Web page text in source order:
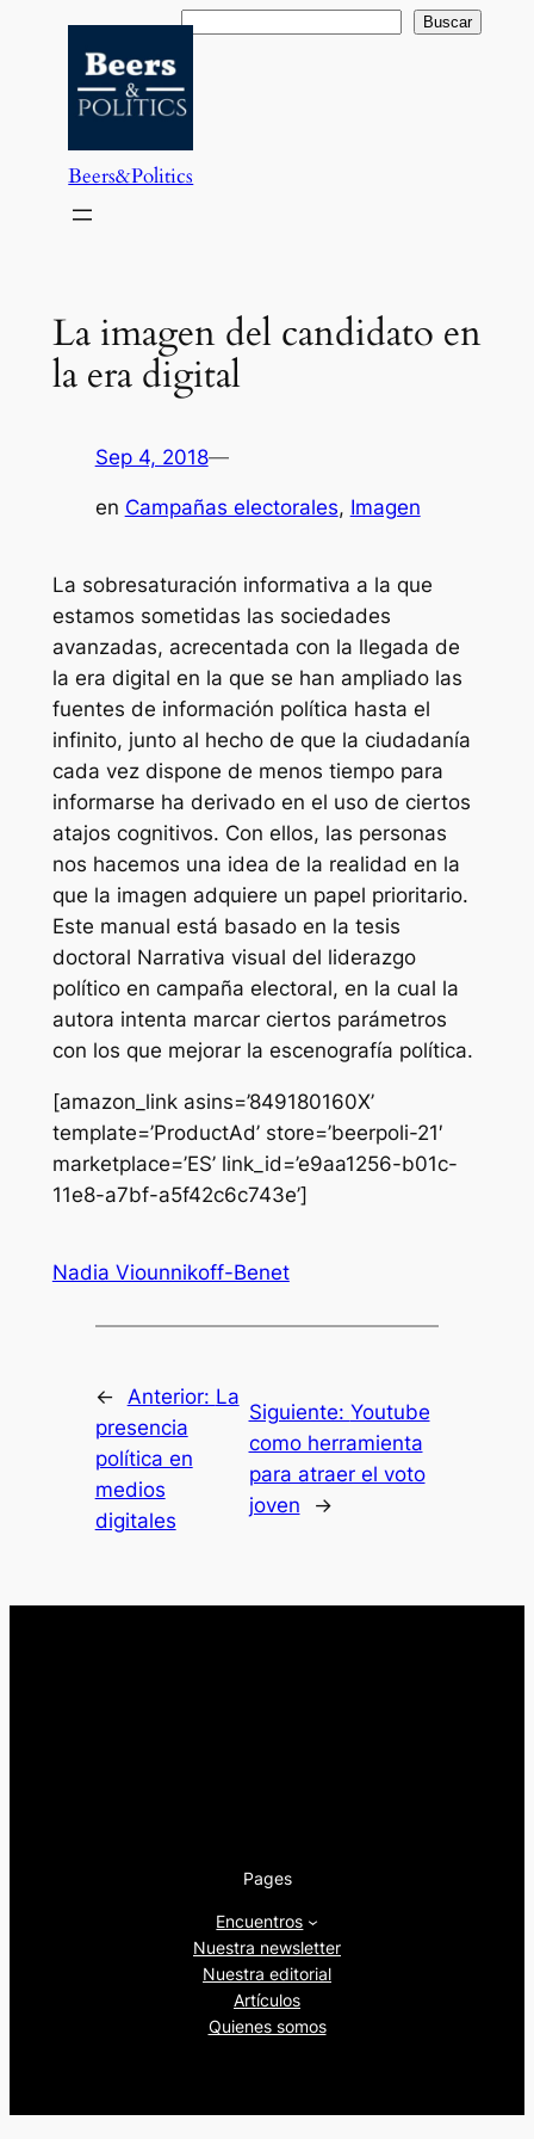
contenido
Buscar Buscar
Beers&Politics
La imagen del candidato en
la era digital
Sep 4, 2018—
en Campañas electorales, Imagen
La sobresaturación informativa a la que
estamos sometidas las sociedades
avanzadas, acrecentada con la llegada de
la era digital en la que se han ampliado las
fuentes de información política hasta el
infinito, junto al hecho de que la ciudadanía
cada vez dispone de menos tiempo para
informarse ha derivado en el uso de ciertos
atajos cognitivos. Con ellos, las personas
nos hacemos una idea de la realidad en la
que la imagen adquiere un papel prioritario.
Este manual está basado en la tesis
doctoral Narrativa visual del liderazgo
político en campaña electoral, en la cual la
autora intenta marcar ciertos parámetros
con los que mejorar la escenografía política.
[amazon_link asins=’849180160X’
template=’ProductAd’ store=’beerpoli-21′
marketplace=’ES’ link_id=’e9aa1256-b01c-
11e8-a7bf-a5f42c6c743e’]
Nadia Viounnikoff-Benet
← Anterior: La
presencia
política en
medios
digitales
Siguiente: Youtube
como herramienta
para atraer el voto
joven
→
Pages
Encuentros
Nuestra newsletter
Nuestra editorial
Artículos
Quienes somos